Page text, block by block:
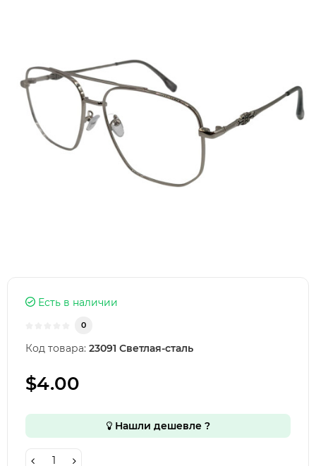
Есть в наличии
0
Код товара: 23091 Светлая-сталь
$4.00
Нашли дешевле ?